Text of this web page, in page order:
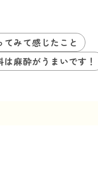
てみて感じたこと
は麻酔がうまいです！